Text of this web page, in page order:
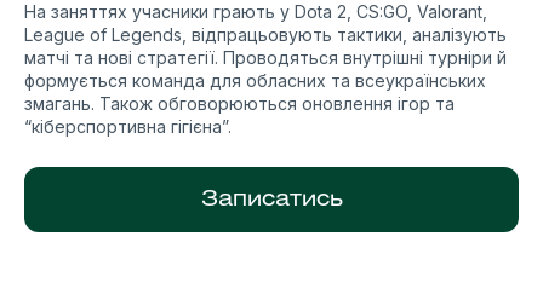
На заняттях учасники грають у Dota 2, CS:GO, Valorant,
League of Legends, відпрацьовують тактики, аналізують
матчі та нові стратегії. Проводяться внутрішні турніри й
формується команда для обласних та всеукраїнських
змагань. Також обговорюються оновлення ігор та
“кіберспортивна гігієна”.
Записатись